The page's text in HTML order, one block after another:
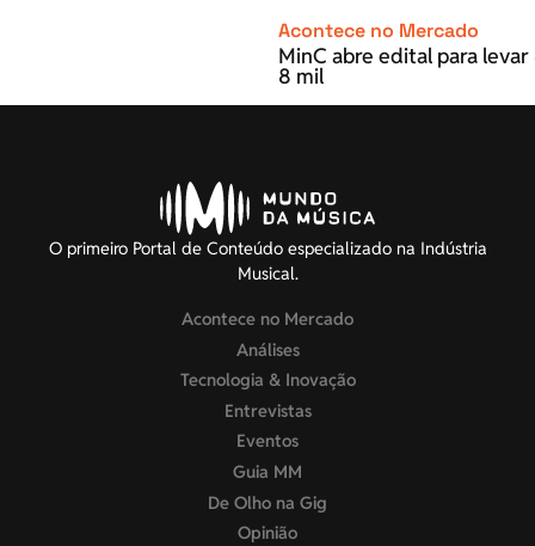
Acontece no Mercado
MinC abre edital para
8 mil
O primeiro Portal de Conteúdo especializado na Indústria
Musical.
Acontece no Mercado
Análises
Tecnologia & Inovação
Entrevistas
Eventos
Guia MM
De Olho na Gig
Opinião